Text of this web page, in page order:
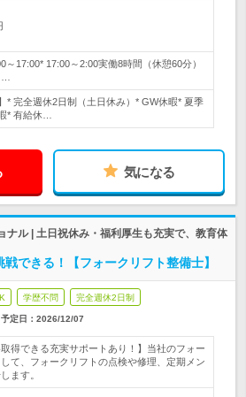
～17:00* 17:00～2:00実働8時間（休憩60分）
* 完全週休2日制（土日休み）* GW休暇* 夏季
* 有給休…
気になる
ナル | 土日祝休み・福利厚生も充実で、教育体
できる！【フォークリフト整備士】
学歴不問 完全週休2日制
定日： 2026/12/07
取得できる充実サポートあり！】当社のフォー
て、フォークリフトの点検や修理、定期メン
ます。